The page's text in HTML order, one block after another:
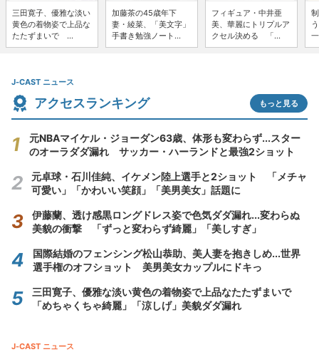
三田寛子、優雅な淡い
黄色の着物姿で上品な
たたずまいで ...
加藤茶の45歳年下
妻・綾菜、「美文字」
手書き勉強ノート...
フィギュア・中井亜
美、華麗にトリプルア
クセル決める 「...
J-CAST ニュース
アクセスランキング もっと見る
元NBAマイケル・ジョーダン63歳、体形も変わらず...スター
のオーラダダ漏れ サッカー・ハーランドと最強2ショット
元卓球・石川佳純、イケメン陸上選手と2ショット 「メチャ
可愛い」「かわいい笑顔」「美男美女」話題に
伊藤蘭、透け感黒ロングドレス姿で色気ダダ漏れ...変わらぬ
美貌の衝撃 「ずっと変わらず綺麗」「美しすぎ」
国際結婚のフェンシング松山恭助、美人妻を抱きしめ...世界
選手権のオフショット 美男美女カップルにドキっ
三田寛子、優雅な淡い黄色の着物姿で上品なたたずまいで
「めちゃくちゃ綺麗」「涼しげ」美貌ダダ漏れ
J-CAST ニュース